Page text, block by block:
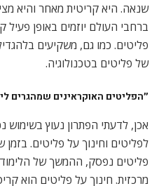
שנאה. היא קריטית מאחר והיא
ברחבי העולם יוזמים באופן פעיל
פליטים. כמו גם, משקיעים
של פליטים בטכנולוגיה.
״הפליטים האוקראינים שמהגרים
אכן, לדעתי הפתרון נעוץ בשימוש
לפליטים וחינוך על פליטים.
פליטים נפסק, ההמשך של
מרכזית. חינוך על פליטים הוא